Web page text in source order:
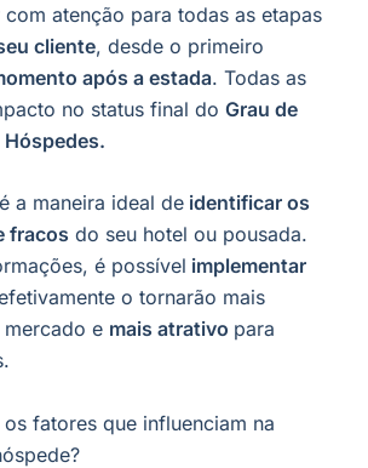
atenção para todas as etapas
cliente, desde o primeiro
após a estada. Todas as
no status final do Grau de
a maneira ideal de identificar os
fracos do seu hotel ou pousada.
é possível implementar
o tornarão mais
e mais atrativo para
fatores que influenciam na